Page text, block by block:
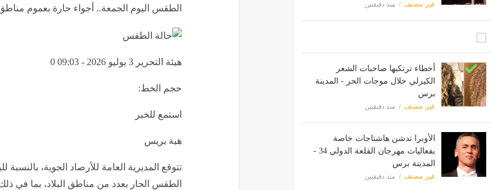
غير مصنف منذ دقيقتين
أخطاء ترتكبها صاحبات الشعر
الكيرلي خلال موجات الحر - المدينة
برس
غير مصنف منذ دقيقتين
الأوبرا تدشن هاشتاجات خاصة
بفعاليات مهرجان القلعة الدولي 34 -
المدينة برس
غير مصنف منذ دقيقتين
الطقس اليوم الجمعة.. أجواء حارة بعموم
هيئة التحرير 3 يوليو 2026 - 09:03 0
حجم الخط:
استمع للخبر
هبة بريس
تتوقع المديرية العامة للأرصاد الجوية، بالنسبة
الطقس الحار بعدد من مناطق البلاد، بما في